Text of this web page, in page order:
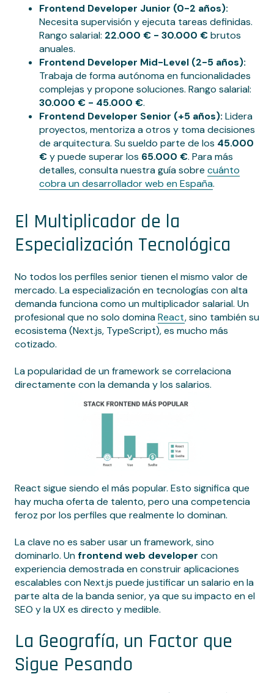
Frontend Developer Junior (0-2 años):
Necesita supervisión y ejecuta tareas definidas.
Rango salarial: 22.000 € - 30.000 €brutos
anuales.
Frontend Developer Mid-Level (2-5 años):
Trabaja de forma autónoma en funcionalidades
complejas y propone soluciones. Rango salarial:
30.000 € - 45.000 €.
Frontend Developer Senior (+5 años): Lidera
proyectos, mentoriza a otros y toma decisiones
de arquitectura. Su sueldo parte de los 45.000
€y puede superar los 65.000 €. Para más
detalles, consulta nuestra guía sobre cuánto
cobra un desarrollador web en España.
El Multiplicador de la
Especialización Tecnológica
No todos los perfiles senior tienen el mismo valor de
mercado. La especialización en tecnologías con alta
demanda funciona como un multiplicador salarial. Un
profesional que no solo dominaReact, sino también su
ecosistema (Next.js, TypeScript), es mucho más
cotizado.
La popularidad de un framework se correlaciona
directamente con la demanda y los salarios.
React sigue siendo el más popular. Esto significa que
hay mucha oferta de talento, pero una competencia
feroz por los perfiles que realmente lo dominan.
La clave no es saber usar un framework, sino
dominarlo. Unfrontend web developer con
experiencia demostrada en construir aplicaciones
escalables con Next.js puede justificar un salario en la
parte alta de la banda senior, ya que su impacto en el
SEO y la UX es directo y medible.
La Geografía, un Factor que
Sigue Pesando